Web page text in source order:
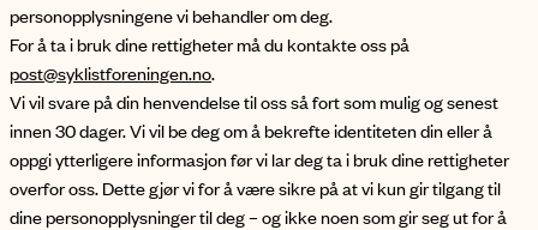
personopplysningene vi behandler om deg.
For å ta i bruk dine rettigheter må du kontakte oss på
post@syklistforeningen.no.
Vi vil svare på din henvendelse til oss så fort som mulig og senest
innen 30 dager. Vi vil be deg om å bekrefte identiteten din eller å
oppgi ytterligere informasjon før vi lar deg ta i bruk dine rettigheter
overfor oss. Dette gjør vi for å være sikre på at vi kun gir tilgang til
dine personopplysninger til deg – og ikke noen som gir seg ut for å